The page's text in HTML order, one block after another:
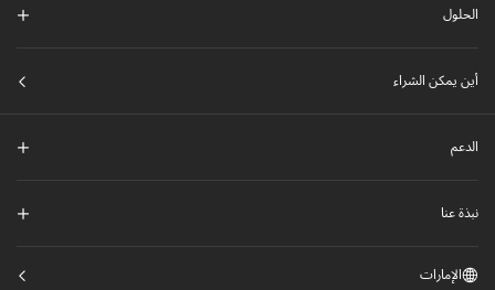
الحلول
أين يمكن الشراء
الدعم
نبذة عنا
الإمارات